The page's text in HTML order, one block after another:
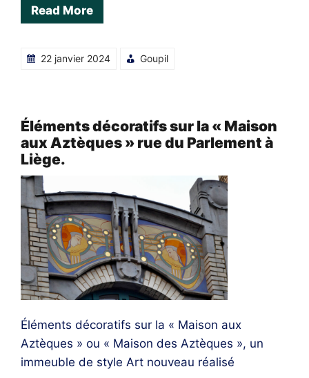
Read More
22 janvier 2024 Goupil
Éléments décoratifs sur la « Maison
aux Aztèques » rue du Parlement à
Liège.
Éléments décoratifs sur la « Maison aux
Aztèques » ou « Maison des Aztèques », un
immeuble de style Art nouveau réalisé